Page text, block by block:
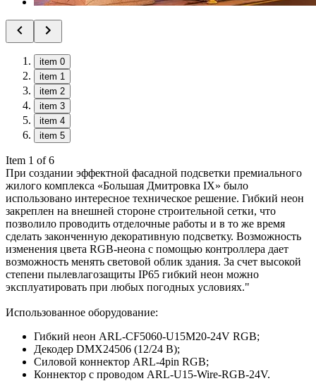
item 0
item 1
item 2
item 3
item 4
item 5
Item 1 of 6
При создании эффектной фасадной подсветки премиального
жилого комплекса «Большая Дмитровка IX» было
использовано интересное техническое решение. Гибкий неон
закреплен на внешней стороне строительной сетки, что
позволило проводить отделочные работы и в то же время
сделать законченную декоративную подсветку. Возможность
изменения цвета RGB-неона с помощью контроллера дает
возможность менять световой облик здания. За счет высокой
степени пылевлагозащиты IP65 гибкий неон можно
эксплуатировать при любых погодных условиях."
Использованное оборудование:
Гибкий неон ARL-CF5060-U15M20-24V RGB;
Декодер DMX24506 (12/24 В);
Силовой коннектор ARL-4pin RGB;
Коннектор с проводом ARL-U15-Wire-RGB-24V.